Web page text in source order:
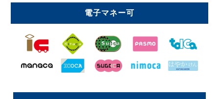
電子マネー可